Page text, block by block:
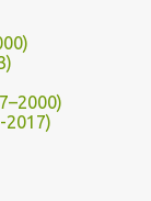
2017)